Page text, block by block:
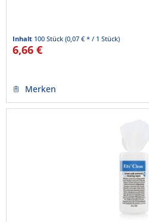
Inhalt 100 Stück(0,07 € * / 1 Stück)
6,66 €
Merken